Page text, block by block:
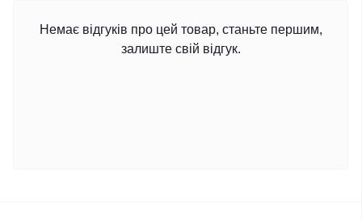
Немає відгуків про цей товар, станьте першим,
залиште свій відгук.